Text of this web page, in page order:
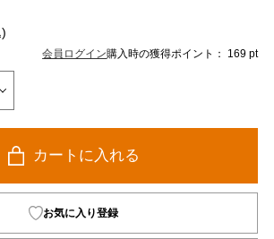
会員ログイン購入時の獲得ポイント： 169 pt
カートに入れる
お気に入り登録